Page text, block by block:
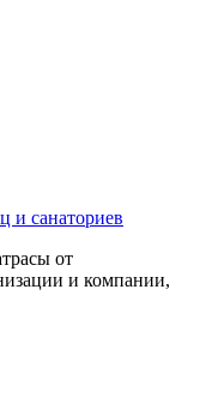
и санаториев
от
и компании,